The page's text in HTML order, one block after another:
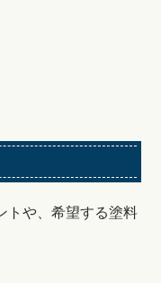
トや、希望する塗料